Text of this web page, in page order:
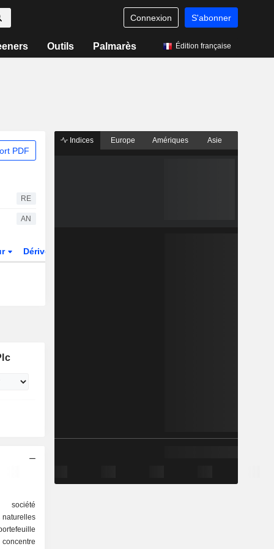
Connexion S'abonner
Outils Palmarès Édition française
PDF
RE
AN
Dérivés
naturelles
Indices Europe Amériques Asie